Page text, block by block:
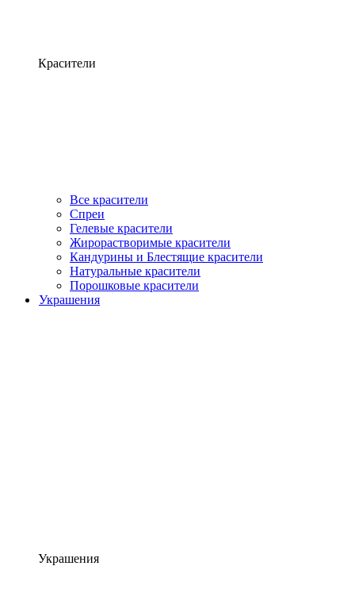
Красители
Все красители
Спреи
Гелевые красители
Жирорастворимые красители
Кандурины и Блестящие красители
Натуральные красители
Порошковые красители
Украшения
Украшения